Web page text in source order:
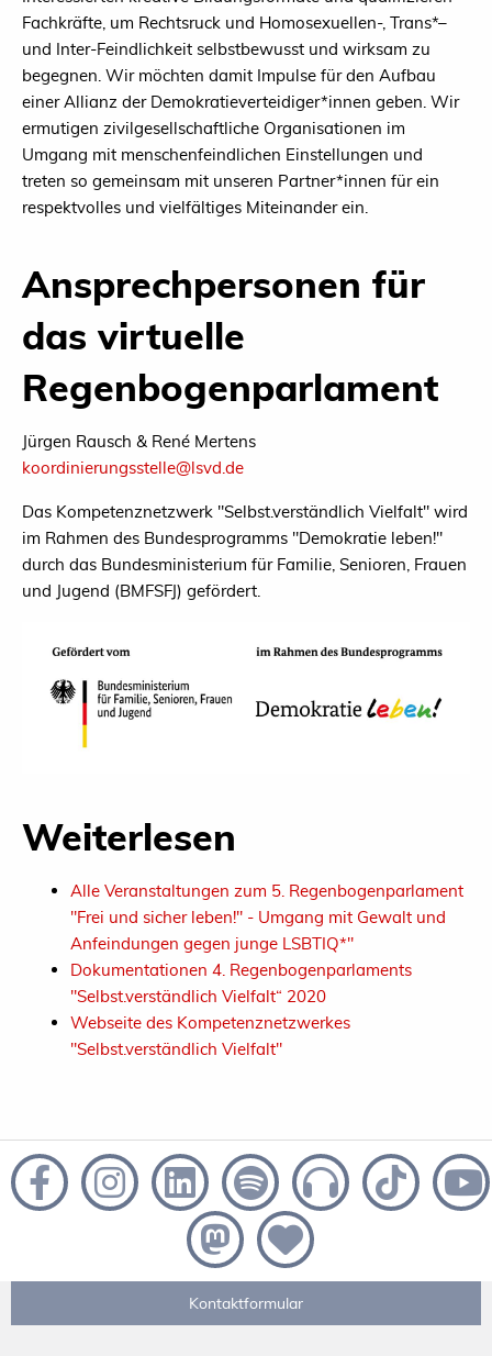
Fachkräfte, um Rechtsruck und Homosexuellen-, Trans*–
und Inter-Feindlichkeit selbstbewusst und wirksam zu
begegnen. Wir möchten damit Impulse für den Aufbau
einer Allianz der Demokratieverteidiger*innen geben. Wir
ermutigen zivilgesellschaftliche Organisationen im
Umgang mit menschenfeindlichen Einstellungen und
treten so gemeinsam mit unseren Partner*innen für ein
respektvolles und vielfältiges Miteinander ein.
Ansprechpersonen für
das virtuelle
Regenbogenparlament
Jürgen Rausch & René Mertens
koordinierungsstelle@lsvd.de
Das Kompetenznetzwerk "Selbst.verständlich Vielfalt" wird
im Rahmen des Bundesprogramms "Demokratie leben!"
durch das Bundesministerium für Familie, Senioren, Frauen
und Jugend (BMFSFJ) gefördert.
Weiterlesen
Alle Veranstaltungen zum 5. Regenbogenparlament
"Frei und sicher leben!" - Umgang mit Gewalt und
Anfeindungen gegen junge LSBTIQ*"
Dokumentationen 4. Regenbogenparlaments
"Selbst.verständlich Vielfalt“ 2020
Webseite des Kompetenznetzwerkes
"Selbst.verständlich Vielfalt"
Kontaktformular